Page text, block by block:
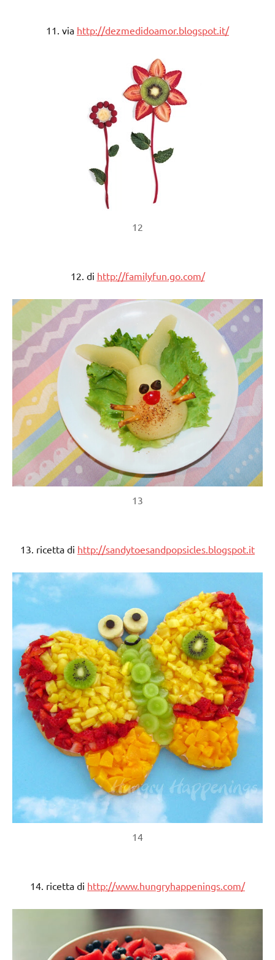
11. via http://dezmedidoamor.blogspot.it/
12
12. di http://familyfun.go.com/
13
13. ricetta di http://sandytoesandpopsicles.blogspot.it
14
14. ricetta di http://www.hungryhappenings.com/